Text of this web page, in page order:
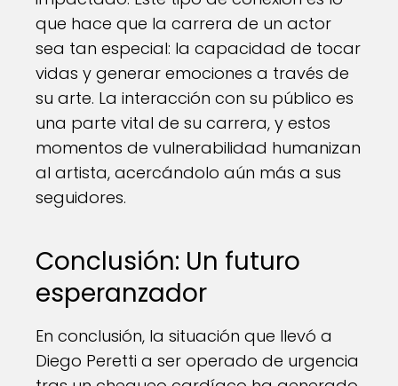
que hace que la carrera de un actor
sea tan especial: la capacidad de tocar
vidas y generar emociones a través de
su arte. La interacción con su público es
una parte vital de su carrera, y estos
momentos de vulnerabilidad humanizan
al artista, acercándolo aún más a sus
seguidores.
Conclusión: Un futuro
esperanzador
En conclusión, la situación que llevó a
Diego Peretti a ser operado de urgencia